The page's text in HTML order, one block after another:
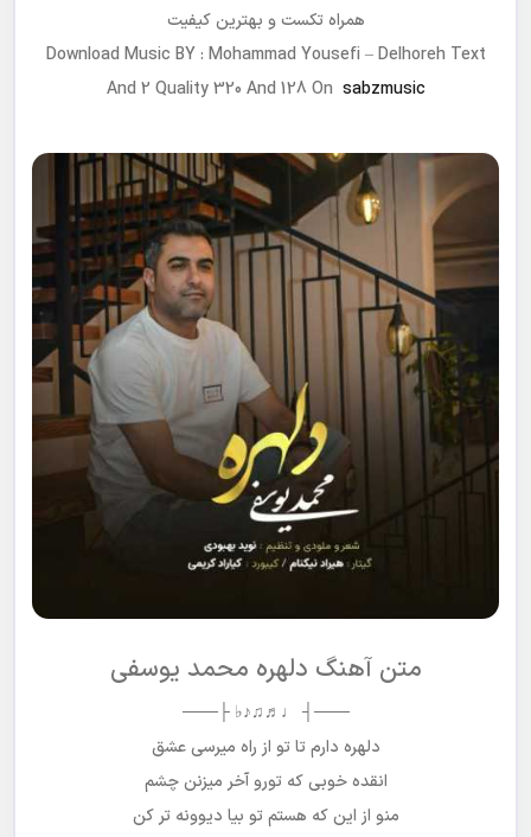
همراه تکست و بهترین کیفیت
Download Music BY : Mohammad Yousefi – Delhoreh Text
And 2 Quality 320 And 128 On sabzmusic
متن آهنگ دلهره محمد یوسفی
───┤ ♩♬♫♪♭ ├───
دلهره دارم تا تو از راه میرسی عشق
انقده خوبی که تورو آخر میزنن چشم
منو از این که هستم تو بیا دیوونه تر کن